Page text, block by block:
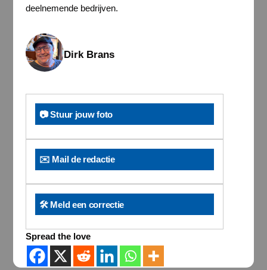
deelnemende bedrijven.
Dirk Brans
📷 Stuur jouw foto
✉️ Mail de redactie
🛠️ Meld een correctie
Spread the love